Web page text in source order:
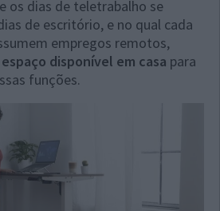
os dias de teletrabalho se
de escritório, e no qual cada
empregos remotos,
disponível em casa para
funções.